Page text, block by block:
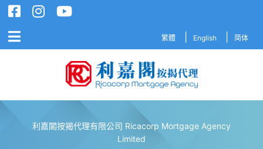
繁體 English 简体
利嘉閣按揭代理有限公司 Ricacorp Mortgage Agency
Limited